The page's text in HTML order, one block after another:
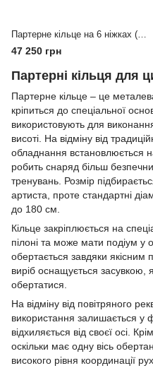
Партерне кільце на 6 ніжках (Одинарне)
47 250 грн
Партерні кільця для
Партерне кільце – це
кріпиться до спеціальної
використовують для
висоті. На відміну від
обладнання встановлюється
робить снаряд більш
тренувань. Розмір
артиста, проте стандартні
до 180 см.
Кільце закріплюється на
пілоні та може мати подіум у
обертається завдяки якісним
виріб оснащується засувкою,
обертатися.
На відміну від повітряного
використання залишається у
відхиляється від своєї осі.
оскільки має одну вісь
високого рівня координації